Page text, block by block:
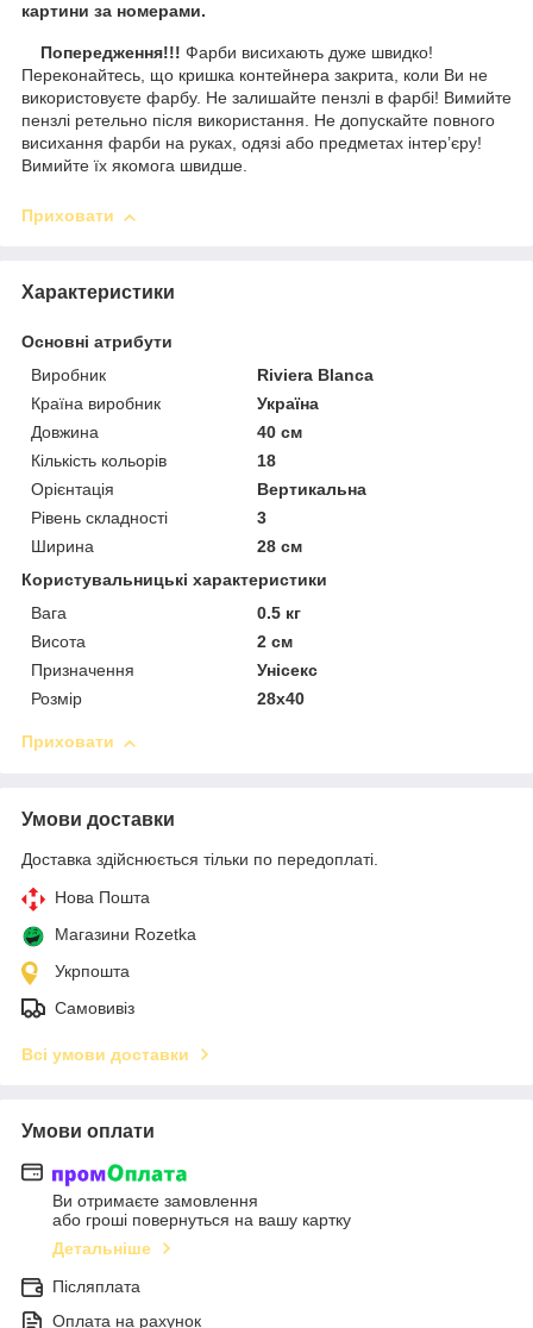
картини за номерами.
Попередження!!! Фарби висихають дуже швидко!
Переконайтесь, що кришка контейнера закрита, коли Ви не
використовуєте фарбу. Не залишайте пензлі в фарбі! Вимийте
пензлі ретельно після використання. Не допускайте повного
висихання фарби на руках, одязі або предметах інтер’єру!
Вимийте їх якомога швидше.
Приховати
Характеристики
Основні атрибути
Виробник
Riviera Blanca
Країна виробник
Україна
Довжина
40 см
Кількість кольорів
18
Орієнтація
Вертикальна
Рівень складності
3
Ширина
28 см
Користувальницькі характеристики
Вага
0.5 кг
Висота
2 см
Призначення
Унісекс
Розмір
28х40
Приховати
Умови доставки
Доставка здійснюється тільки по передоплаті.
Нова Пошта
Магазини Rozetka
Укрпошта
Самовивіз
Всі умови доставки
Умови оплати
Ви отримаєте замовлення
або гроші повернуться на вашу картку
Детальніше
Післяплата
Оплата на рахунок